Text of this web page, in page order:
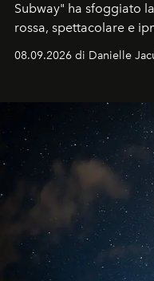
Subway" ha sfoggiato
rossa, spettacolare e
dell'autunno?
08.09.2026 di Danielle